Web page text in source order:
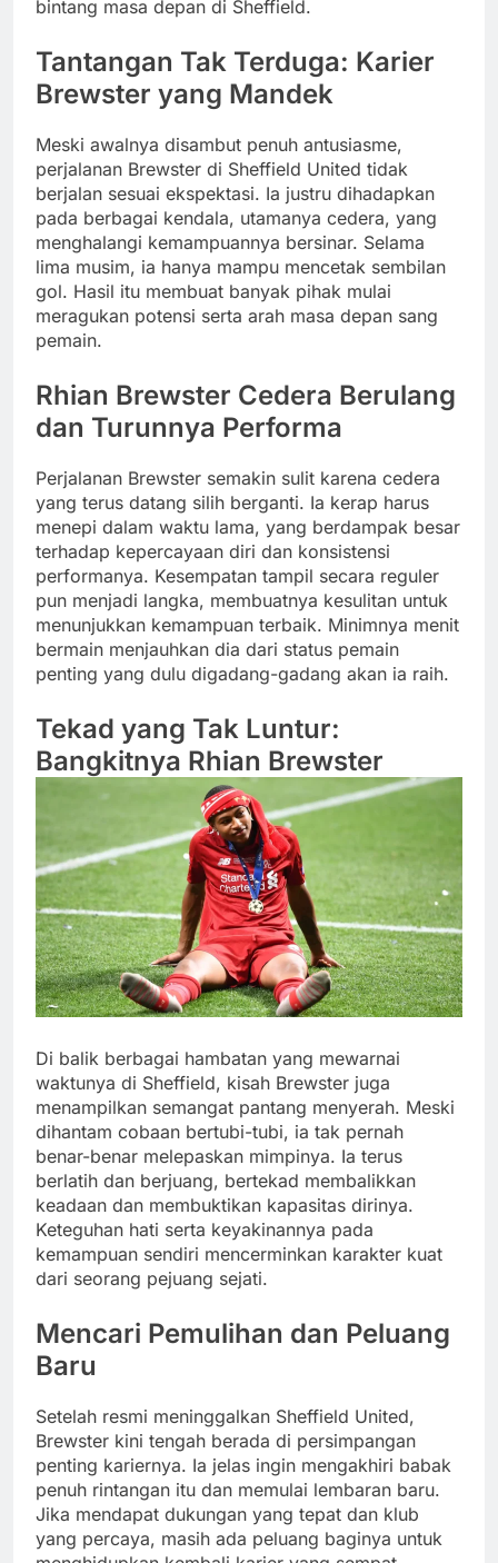
bintang masa depan di Sheffield.
Tantangan Tak Terduga: Karier
Brewster yang Mandek
Meski awalnya disambut penuh antusiasme,
perjalanan Brewster di Sheffield United tidak
berjalan sesuai ekspektasi. Ia justru dihadapkan
pada berbagai kendala, utamanya cedera, yang
menghalangi kemampuannya bersinar. Selama
lima musim, ia hanya mampu mencetak sembilan
gol. Hasil itu membuat banyak pihak mulai
meragukan potensi serta arah masa depan sang
pemain.
Rhian Brewster Cedera Berulang
dan Turunnya Performa
Perjalanan Brewster semakin sulit karena cedera
yang terus datang silih berganti. Ia kerap harus
menepi dalam waktu lama, yang berdampak besar
terhadap kepercayaan diri dan konsistensi
performanya. Kesempatan tampil secara reguler
pun menjadi langka, membuatnya kesulitan untuk
menunjukkan kemampuan terbaik. Minimnya menit
bermain menjauhkan dia dari status pemain
penting yang dulu digadang-gadang akan ia raih.
Tekad yang Tak Luntur:
Bangkitnya Rhian Brewster
Di balik berbagai hambatan yang mewarnai
waktunya di Sheffield, kisah Brewster juga
menampilkan semangat pantang menyerah. Meski
dihantam cobaan bertubi-tubi, ia tak pernah
benar-benar melepaskan mimpinya. Ia terus
berlatih dan berjuang, bertekad membalikkan
keadaan dan membuktikan kapasitas dirinya.
Keteguhan hati serta keyakinannya pada
kemampuan sendiri mencerminkan karakter kuat
dari seorang pejuang sejati.
Mencari Pemulihan dan Peluang
Baru
Setelah resmi meninggalkan Sheffield United,
Brewster kini tengah berada di persimpangan
penting kariernya. Ia jelas ingin mengakhiri babak
penuh rintangan itu dan memulai lembaran baru.
Jika mendapat dukungan yang tepat dan klub
yang percaya, masih ada peluang baginya untuk